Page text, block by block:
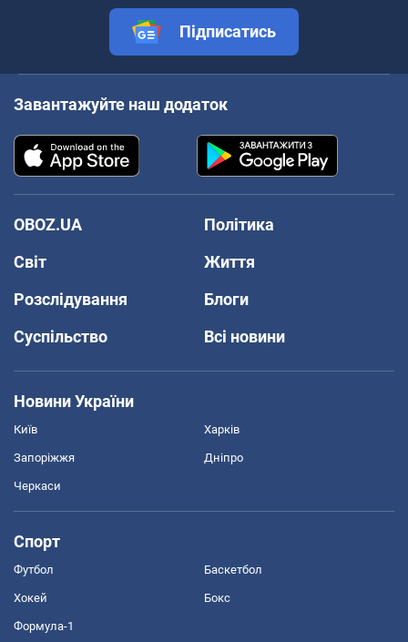
Підписатись
Завантажуйте наш додаток
OBOZ.UA
Політика
Світ
Життя
Розслідування
Блоги
Суспільство
Всі новини
Новини України
Київ Харків
Запоріжжя Дніпро
Черкаси
Спорт
Футбол Баскетбол
Хокей Бокс
Формула-1